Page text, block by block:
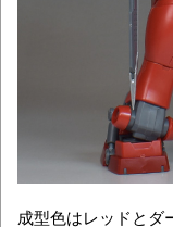
成型色はレッドとダ